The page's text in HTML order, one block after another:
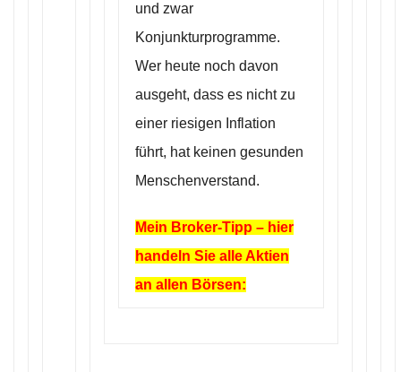
und zwar
Konjunkturprogramme.
Wer heute noch davon
ausgeht, dass es nicht zu
einer riesigen Inflation
führt, hat keinen gesunden
Menschenverstand.
Mein Broker-Tipp – hier
handeln Sie alle Aktien
an allen Börsen: